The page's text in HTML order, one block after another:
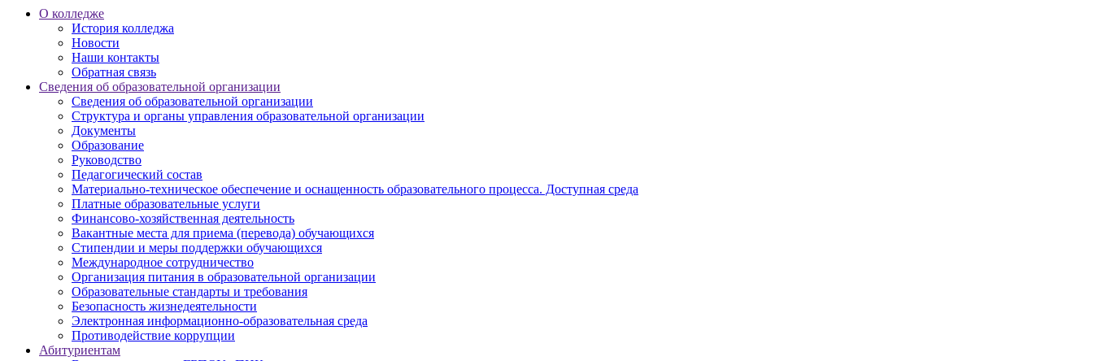
О колледже
История колледжа
Новости
Наши контакты
Обратная связь
Сведения об образовательной организации
Сведения об образовательной организации
Структура и органы управления образовательной организации
Документы
Образование
Руководство
Педагогический состав
Материально-техническое обеспечение и оснащенность образовательного процесса. Доступная среда
Платные образовательные услуги
Финансово-хозяйственная деятельность
Вакантные места для приема (перевода) обучающихся
Стипендии и меры поддержки обучающихся
Международное сотрудничество
Организация питания в образовательной организации
Образовательные стандарты и требования
Безопасность жизнедеятельности
Электронная информационно-образовательная среда
Противодействие коррупции
Абитуриентам